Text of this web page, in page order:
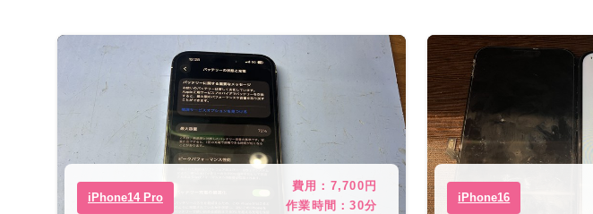
iPhone14 Pro
費用： 7,700 円
作業時間：30分
iPhone16